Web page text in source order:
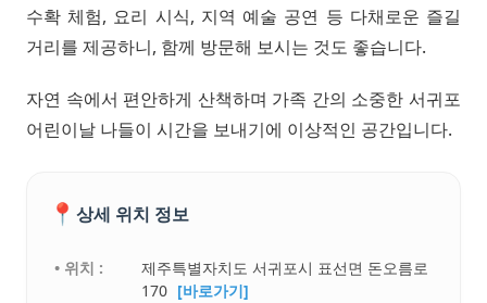
수확 체험, 요리 시식, 지역 예술 공연 등 다채로운 즐길
거리를 제공하니, 함께 방문해 보시는 것도 좋습니다.
자연 속에서 편안하게 산책하며 가족 간의 소중한 서귀포
어린이날 나들이 시간을 보내기에 이상적인 공간입니다.
📍 상세 위치 정보
• 위치 :
제주특별자치도 서귀포시 표선면 돈오름로
170 [바로가기]